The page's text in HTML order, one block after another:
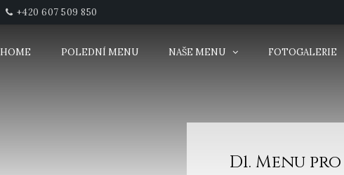
+420 607 509 850
HOME POLEDNÍ MENU NAŠE MENU FOTOGALERIE
D1. Menu